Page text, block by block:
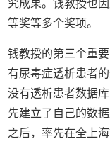
究成果。钱教授也
等奖等多个奖项。
钱教授的第三个重
有尿毒症透析患者
没有透析患者数据
先建立了自己的数
之后，率先在全上